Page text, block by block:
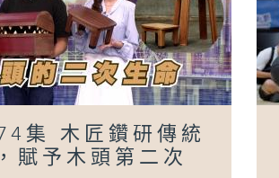
集 木匠鑽研傳統
賦予木頭第二次